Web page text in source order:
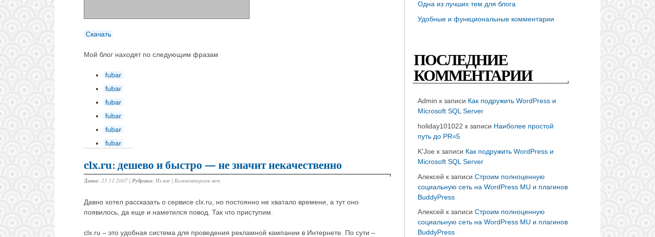
Скачать
Мой блог находят по следующим фразам
fubar
fubar
fubar
fubar
fubar
fubar
clx.ru: дешево и быстро — не значит некачественно
Дата: 25.11.2007 | Рубрика: Из вне | Комментариев нет
Давно хотел рассказать о сервисе clx.ru, но постоянно не хватало времени, а тут оно
появилось, да еще и наметился повод. Так что приступим.
clx.ru – это удобная система для проведения рекламной кампании в Интернете. По сути –
Одна из лучших тем для блога
Удобные и функциональные комментарии
ПОСЛЕДНИЕ
КОММЕНТАРИИ
Admin к записи Как подружить WordPress и
Microsoft SQL Server
holiday101022 к записи Наиболее простой
путь до PR=5
K'Joe к записи Как подружить WordPress и
Microsoft SQL Server
Алексей к записи Строим полноценную
социальную сеть на WordPress MU и плагинов
BuddyPress
Алексей к записи Строим полноценную
социальную сеть на WordPress MU и плагинов
BuddyPress